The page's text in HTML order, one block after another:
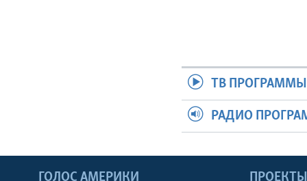
ТВ ПРОГРАММЫ
РАДИО
ГОЛОС АМЕРИКИ ПРОЕКТЫ